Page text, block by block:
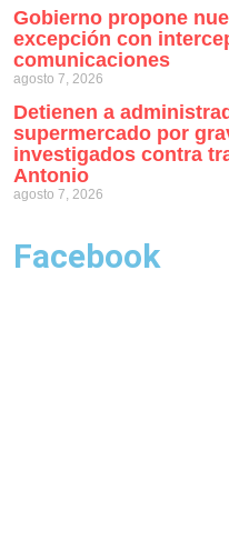
Gobierno propone
excepción con
comunicaciones
agosto 7, 2026
Detienen a
supermercado por
investigados contra
Antonio
agosto 7, 2026
Facebook